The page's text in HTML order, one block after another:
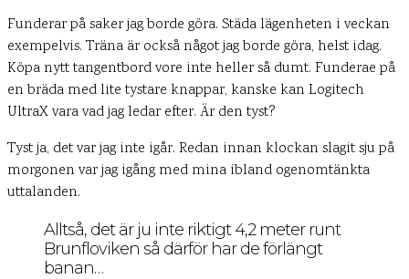
Funderar på saker jag borde göra. Städa lägenheten i veckan
exempelvis. Träna är också något jag borde göra, helst idag.
Köpa nytt tangentbord vore inte heller så dumt. Funderae på
en bräda med lite tystare knappar, kanske kan Logitech
UltraX vara vad jag ledar efter. Är den tyst?
Tyst ja, det var jag inte igår. Redan innan klockan slagit sju på
morgonen var jag igång med mina ibland ogenomtänkta
uttalanden.
Alltså, det är ju inte riktigt 4,2 meter runt
Brunfloviken så därför har de förlängt
banan…